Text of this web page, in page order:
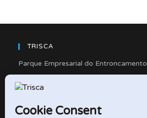
TRISCA
Parque Empresarial do Entroncamento
Rua Cidade de Friedberg, Lote 4
2330-263 Entroncamento – Portugal
e-mail: didactico@trisca.pt